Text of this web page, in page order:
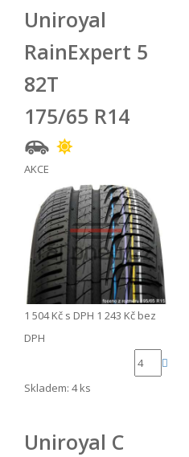
Uniroyal
RainExpert 5
82T
175/65 R14
AKCE
1 504 Kč s DPH 1 243 Kč bez
DPH
Skladem: 4 ks
Uniroyal C